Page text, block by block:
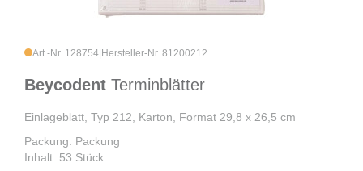
Art.-Nr. 128754 Hersteller-Nr. 81200212
Beycodent Terminblätter
Einlageblatt, Typ 212, Karton, Format 29,8 x 26,5 cm
Packung: Packung
Inhalt: 53 Stück